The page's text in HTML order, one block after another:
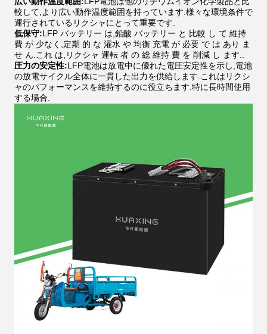
較して,より広い動作温度範囲を持っています.様々な環境条件で
運行されているリクシャにとって重要です.
低保守:LFP バッテリー は,鉛酸 バッテリー と 比較 し て 維持
費 が 少なく,定期 的 な 灌水 や 均衡 充電 が 必要 で は あり ま
せ ん.これ は,リクシャ 運転 者 の 総 維持 費 を 削減 し ます..
圧力の安定性:LFP電池は放電中に優れた電圧安定性を示し,電池
の放電サイクル全体に一貫した出力を供給します.これはリクシ
ャのパフォーマンスを維持するのに役立ちます.特に長時間使用
する場合.